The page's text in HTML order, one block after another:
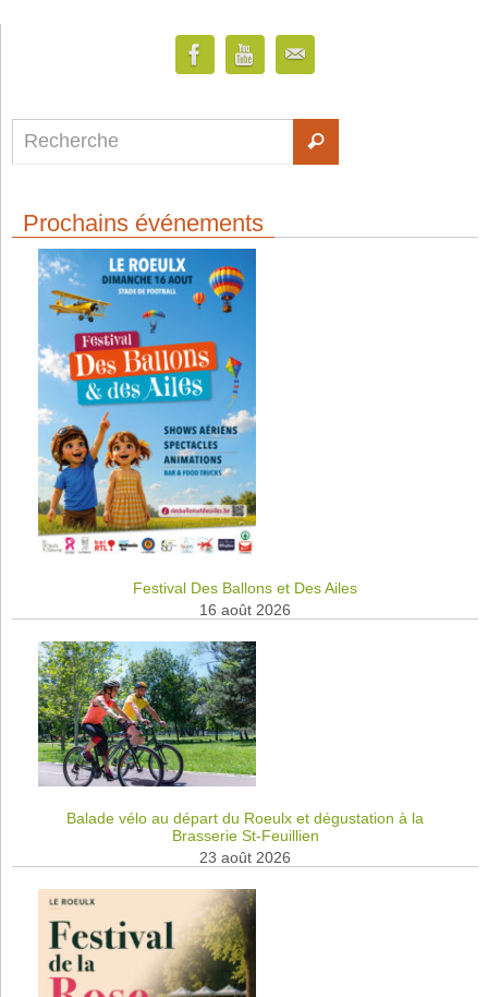
Prochains événements
Festival Des Ballons et Des Ailes
16 août 2026
Balade vélo au départ du Roeulx et dégustation à la
Brasserie St-Feuillien
23 août 2026